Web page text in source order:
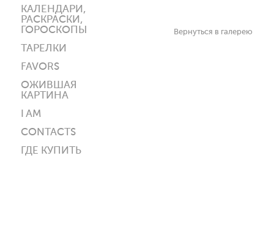
КАЛЕНДАРИ,
РАСКРАСКИ,
ГОРОСКОПЫ
ТАРЕЛКИ
FAVORS
ОЖИВШАЯ
КАРТИНА
I AM
CONTACTS
ГДЕ КУПИТЬ
Вернуться в галерею